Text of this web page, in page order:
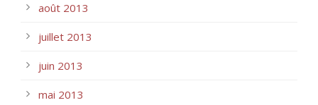
août 2013
juillet 2013
juin 2013
mai 2013